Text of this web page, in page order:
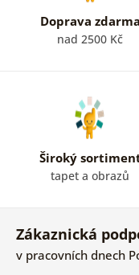
Doprava zdarma
nad 2500 Kč
Široký
tapet a obrazů
Zákaznická
v pracovních dnech